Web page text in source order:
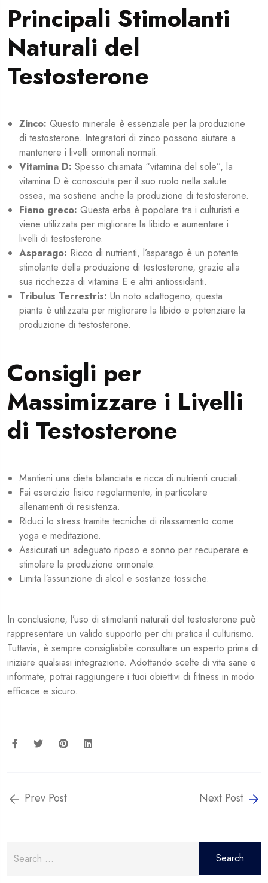
Principali Stimolanti
Naturali del
Testosterone
Zinco: Questo minerale è essenziale per la produzione
di testosterone. Integratori di zinco possono aiutare a
mantenere i livelli ormonali normali.
Vitamina D: Spesso chiamata “vitamina del sole”, la
vitamina D è conosciuta per il suo ruolo nella salute
ossea, ma sostiene anche la produzione di testosterone.
Fieno greco: Questa erba è popolare tra i culturisti e
viene utilizzata per migliorare la libido e aumentare i
livelli di testosterone.
Asparago: Ricco di nutrienti, l’asparago è un potente
stimolante della produzione di testosterone, grazie alla
sua ricchezza di vitamina E e altri antiossidanti.
Tribulus Terrestris: Un noto adattogeno, questa
pianta è utilizzata per migliorare la libido e potenziare la
produzione di testosterone.
Consigli per
Massimizzare i Livelli
di Testosterone
Mantieni una dieta bilanciata e ricca di nutrienti cruciali.
Fai esercizio fisico regolarmente, in particolare
allenamenti di resistenza.
Riduci lo stress tramite tecniche di rilassamento come
yoga e meditazione.
Assicurati un adeguato riposo e sonno per recuperare e
stimolare la produzione ormonale.
Limita l’assunzione di alcol e sostanze tossiche.
In conclusione, l’uso di stimolanti naturali del testosterone può
rappresentare un valido supporto per chi pratica il culturismo.
Tuttavia, è sempre consigliabile consultare un esperto prima di
iniziare qualsiasi integrazione. Adottando scelte di vita sane e
informate, potrai raggiungere i tuoi obiettivi di fitness in modo
efficace e sicuro.
Prev Post Next Post
for: